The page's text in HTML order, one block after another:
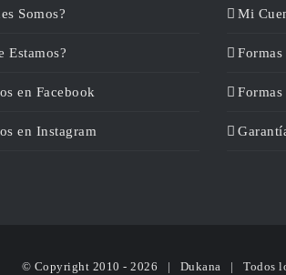
Somos?
Estamos?
en Facebook
en Instagram
Mi
Formas
© Copyright 2010 - 2026 | Dukana | Todos los